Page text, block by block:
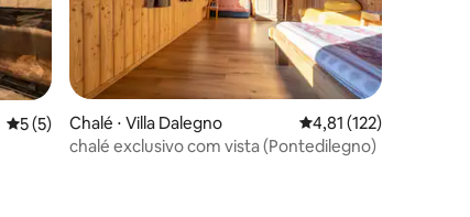
5 de uma avaliação média de 5, 5 avaliações
5 (5)
Chalé ⋅ Villa Dalegno 4,81 de uma avaliação
4,81 (122)
chalé exclusivo com vista (Pontedilegno)